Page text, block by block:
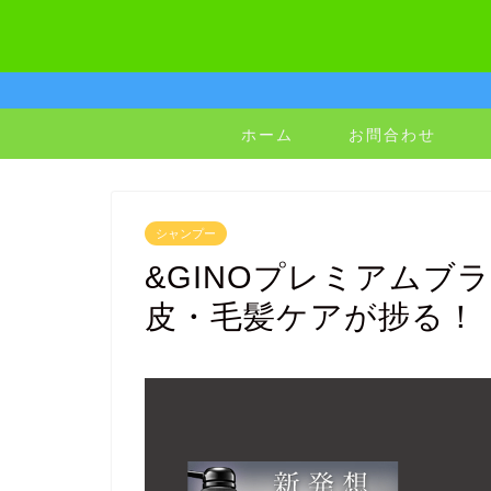
ホーム お問合わせ
シャンプー
&GINOプレミアムブ
皮・毛髪ケアが捗る！